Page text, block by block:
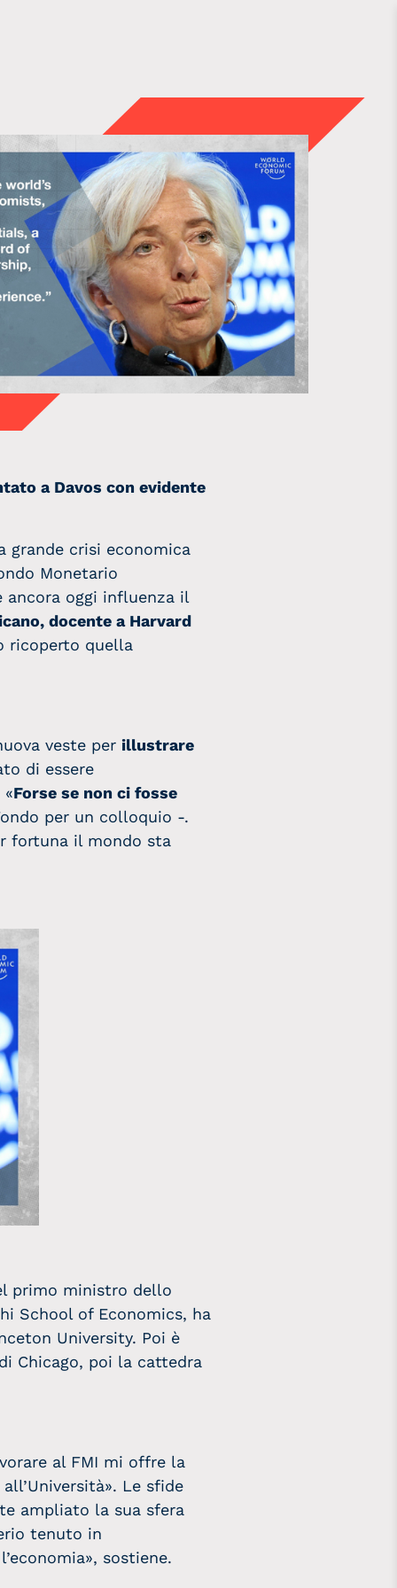
a Davos con evidente
grande crisi economica
Monetario
ancora oggi influenza il
docente a Harvard
ricoperto quella
veste per illustrare
di essere
Forse se non ci fosse
per un colloquio -.
fortuna il mondo sta
primo ministro dello
School of Economics, ha
University. Poi è
Chicago, poi la cattedra
al FMI mi offre la
Le sfide
ampliato la sua sfera
tenuto in
sostiene.